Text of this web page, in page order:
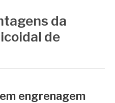
da
de
engrenagem